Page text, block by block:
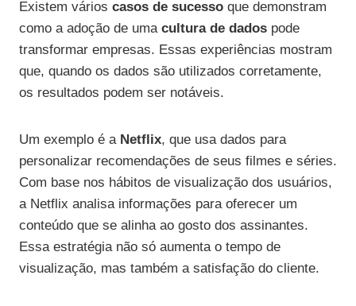
Existem vários casos de sucesso que demonstram
como a adoção de uma cultura de dados pode
transformar empresas. Essas experiências mostram
que, quando os dados são utilizados corretamente,
os resultados podem ser notáveis.
Um exemplo é a Netflix, que usa dados para
personalizar recomendações de seus filmes e séries.
Com base nos hábitos de visualização dos usuários,
a Netflix analisa informações para oferecer um
conteúdo que se alinha ao gosto dos assinantes.
Essa estratégia não só aumenta o tempo de
visualização, mas também a satisfação do cliente.